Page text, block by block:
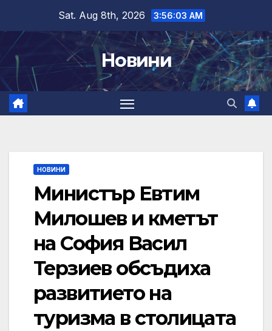
content
Sat. Aug 8th, 2026 3:56:04 AM
Новини
НОВИНИ
Министър Евтим
Милошев и кметът
на София Васил
Терзиев обсъдиха
развитието на
туризма в столицата